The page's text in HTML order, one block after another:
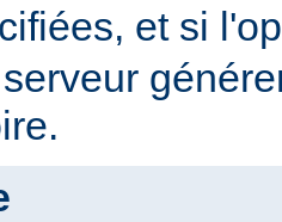
et si